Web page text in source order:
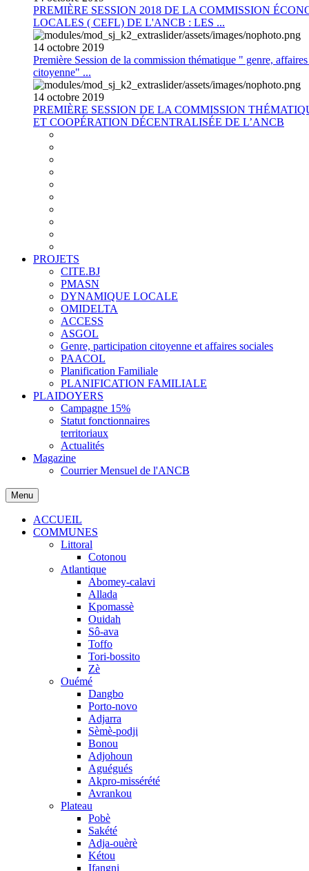
PREMIÈRE SESSION 2018 DE LA COMMISSION
LOCALES ( CEFL) DE L'ANCB : LES ...
14 octobre 2019
Première Session de la commission thématique " genre,
citoyenne" ...
14 octobre 2019
PREMIÈRE SESSION DE LA COMMISSION
ET COOPÉRATION DÉCENTRALISÉE DE L’ANCB
PROJETS
CITE.BJ
PMASN
DYNAMIQUE LOCALE
OMIDELTA
ACCESS
ASGOL
Genre, participation citoyenne et affaires sociales
PAACOL
Planification Familiale
PLANIFICATION FAMILIALE
PLAIDOYERS
Campagne 15%
Statut fonctionnaires
territoriaux
Actualités
Magazine
Courrier Mensuel de l'ANCB
Menu
ACCUEIL
COMMUNES
Littoral
Cotonou
Atlantique
Abomey-calavi
Allada
Kpomassè
Ouidah
Sô-ava
Toffo
Tori-bossito
Zè
Ouémé
Dangbo
Porto-novo
Adjarra
Sèmè-podji
Bonou
Adjohoun
Aguégués
Akpro-missérété
Avrankou
Plateau
Pobè
Sakété
Adja-ouèrè
Kétou
Ifangni